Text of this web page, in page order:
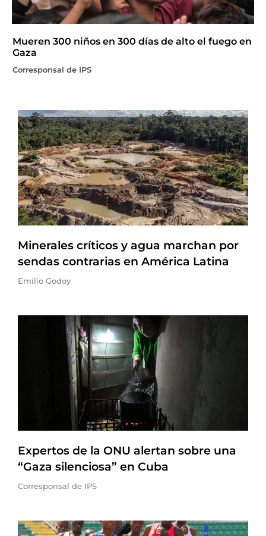
Mueren 300 niños en 300 días de alto el fuego en
Gaza
Corresponsal de IPS
Minerales críticos y agua marchan por
sendas contrarias en América Latina
Emilio Godoy
Expertos de la ONU alertan sobre una
“Gaza silenciosa” en Cuba
Corresponsal de IPS